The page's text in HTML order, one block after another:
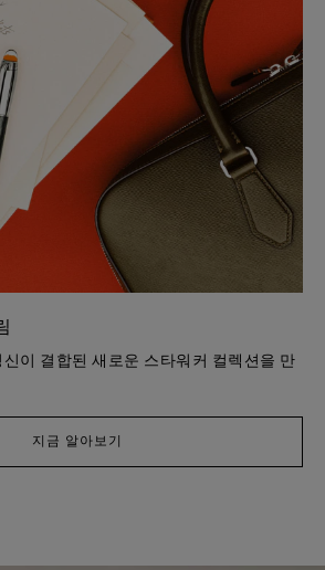
이 결합된 새로운 스타워커 컬렉션을 만
지금 알아보기